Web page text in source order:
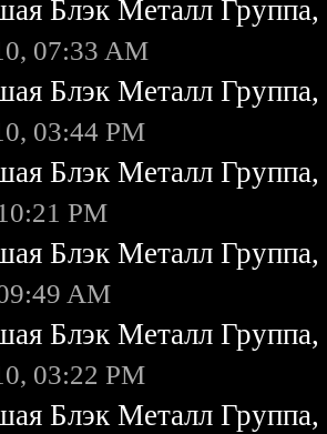
Блэк Металл
07:33 AM
Блэк Металл
03:44 PM
Блэк Металл
PM
Блэк Металл
AM
Блэк Металл
03:22 PM
Блэк Металл